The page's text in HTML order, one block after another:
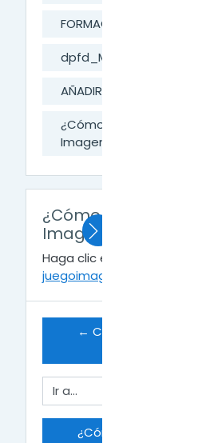
FORMACIÓN DIGITAL
dpfd_MesaAyuda
AÑADIR ACTIVIDADES A
¿Cómo añadir la
Imagen Oculta?
¿Cómo añadir la
Imagen Oculta?
Haga clic en
juegoimagenoculta.pdf
← Crear crucigrama
Ir a...
¿Cómo añadir la